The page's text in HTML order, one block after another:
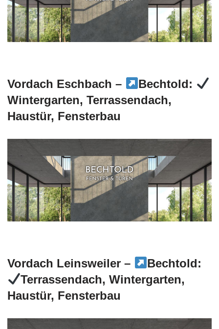
Vordach Eschbach –
Bechtold:
Wintergarten, Terrassendach,
Haustür, Fensterbau
Vordach Leinsweiler –
Bechtold:
Terrassendach, Wintergarten,
Haustür, Fensterbau